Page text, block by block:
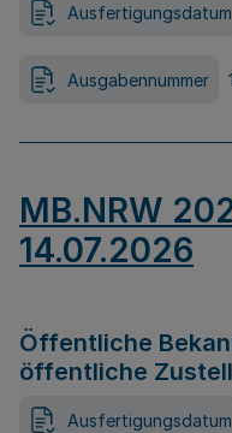
Ausfertigungsdatum
Ausgabennummer
MB.NRW
14.07.2026
Öffentliche
öffentliche
Ausfertigungsdatum